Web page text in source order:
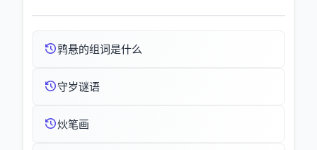
鹑悬的组词是什么
守岁谜语
炏笔画